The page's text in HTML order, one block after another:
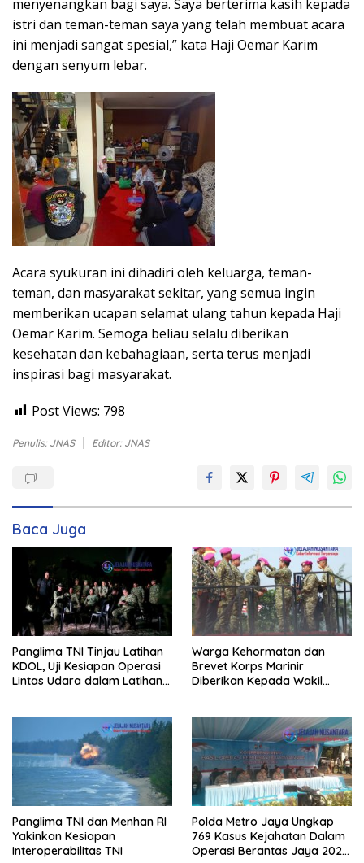
menyenangkan bagi saya. Saya berterima kasih kepada
istri dan teman-teman saya yang telah membuat acara
ini menjadi sangat spesial,” kata Haji Oemar Karim
dengan senyum lebar.
Acara syukuran ini dihadiri oleh keluarga, teman-
teman, dan masyarakat sekitar, yang semua ingin
memberikan ucapan selamat ulang tahun kepada Haji
Oemar Karim. Semoga beliau selalu diberikan
kesehatan dan kebahagiaan, serta terus menjadi
inspirasi bagi masyarakat.
Post Views: 798
Penulis: JNAS Editor: JNAS
Baca Juga
Panglima TNI Tinjau Latihan
KDOL, Uji Kesiapan Operasi
Lintas Udara dalam Latihan
Warga Kehormatan dan
Brevet Korps Marinir
Diberikan Kepada Wakil
Panglima TNI dan Menhan RI
Yakinkan Kesiapan
Interoperabilitas TNI
Polda Metro Jaya Ungkap
769 Kasus Kejahatan Dalam
Operasi Berantas Jaya 2026,